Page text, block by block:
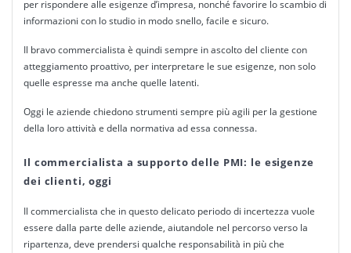
per rispondere alle esigenze d’impresa, nonché favorire lo scambio di
informazioni con lo studio in modo snello, facile e sicuro.
Il bravocommercialista è quindi sempre in ascolto del cliente con
atteggiamento proattivo, per interpretare le sue esigenze, non solo
quelle espresse ma anche quelle latenti.
Oggi le aziende chiedono strumenti sempre più agili per la gestione
della loro attività e della normativa ad essa connessa.
Il commercialista a supporto delle PMI: le esigenze
dei clienti, oggi
Il commercialista che in questo delicato periodo di incertezza vuole
essere dalla parte delle aziende, aiutandole nel percorso verso la
ripartenza, deve prendersi qualche responsabilità in più che